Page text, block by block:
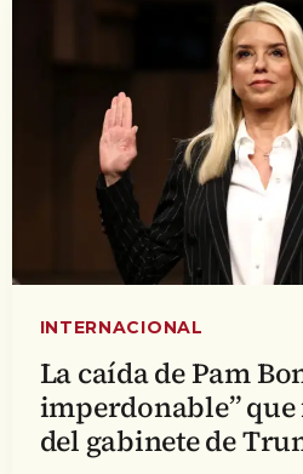
INTERNACIONAL
La caída de Pam
imperdonable”
del gabinete de